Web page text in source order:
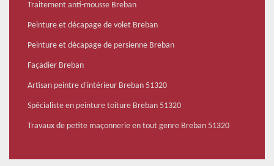
Traitement anti-mousse Breban
Peinture et décapage de volet Breban
Peinture et décapage de persienne Breban
Façadier Breban
Artisan peintre d'intérieur Breban 51320
Spécialiste en peinture toiture Breban 51320
Travaux de petite maçonnerie en tout genre Breban 51320